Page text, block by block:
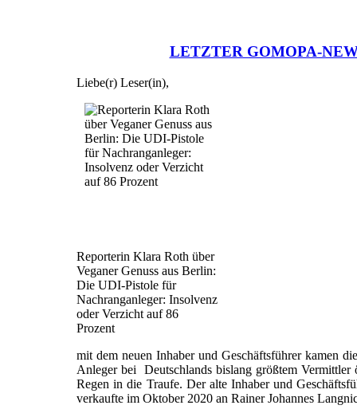
LETZTER GOMOPA-
Liebe(r) Leser(in),
Reporterin Klara Roth über
Veganer Genuss aus Berlin:
Die UDI-Pistole für
Nachranganleger: Insolvenz
oder Verzicht auf 86
Prozent
mit dem neuen Inhaber und Geschäftsführer kamen
Anleger bei Deutschlands bislang größtem Vermittler
Regen in die Traufe. Der alte Inhaber und
verkaufte im Oktober 2020 an Rainer Johannes